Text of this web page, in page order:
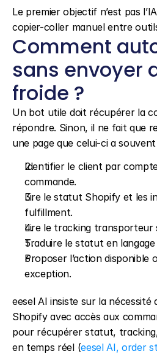
Le premier objectif n’est pas
copier-coller manuel entre
Comment
sans envoyer
froide ?
Un bot utile doit récupérer la
répondre. Sinon, il ne fait que
une page que celui-ci a
Identifier le client par
commande.
Lire le statut Shopify et les
fulfillment.
Lire le tracking transporteur
Traduire le statut en
Proposer l’action disponible
exception.
eesel AI insiste sur la nécessité
Shopify avec accès aux
pour récupérer statut,
en temps réel (eesel AI, order